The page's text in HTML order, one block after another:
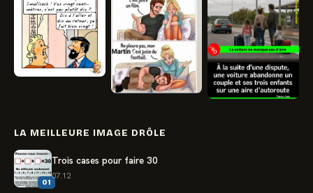
LA MEILLEURE IMAGE DRÔLE
01
Trois cases pour faire 30
07.12